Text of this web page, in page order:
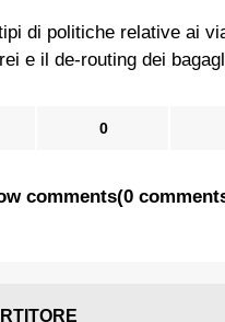
di politiche relative ai
e il de-routing dei
0
comments(0